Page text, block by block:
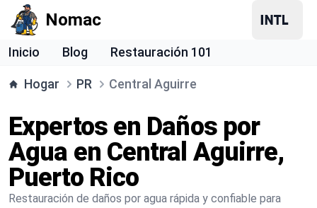
Nomac
Inicio Blog Restauración 101
Hogar PR Central Aguirre
Expertos en Daños por
Agua en Central Aguirre,
Puerto Rico
Restauración de daños por agua rápida y confiable para